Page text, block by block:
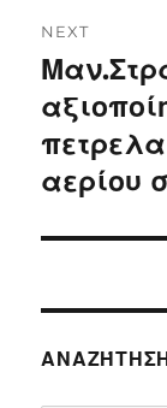
NEXT
Next
post:
αερίου